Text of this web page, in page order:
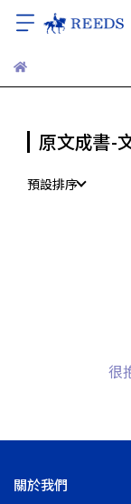
原文成書-
預設排序
很
關於我們